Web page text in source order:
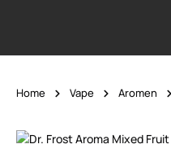
Home Vape Aromen
Bildergalerie überspringen